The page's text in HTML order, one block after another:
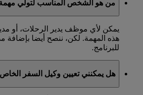
من هو الشخص المناسب لتولي مهمة
يمكن لأي موظف يدير الرحلات، أو
هذه المهمة. لكن، ننصح أيضا بإضافة
للبرنامج.
هل يمكنني تعيين وكيل السفر الخاص